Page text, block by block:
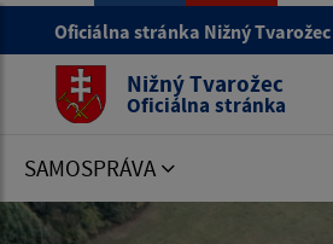
Oficiálna stránka Nižný Tvarožec
Nižný Tvarožec
Oficiálna stránka
SAMOSPRÁVA